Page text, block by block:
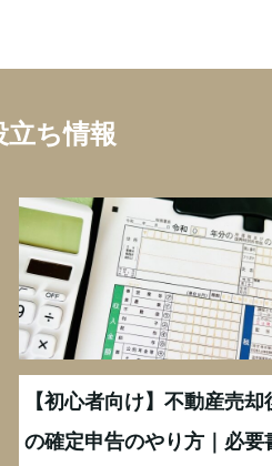
ち情報
【初心者向け】不動産売却後
の確定申告のやり方｜必要書